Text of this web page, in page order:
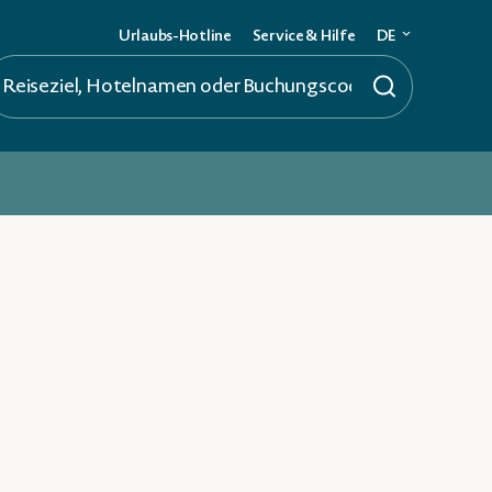
Urlaubs-Hotline Service & Hilfe DE
Deutsch